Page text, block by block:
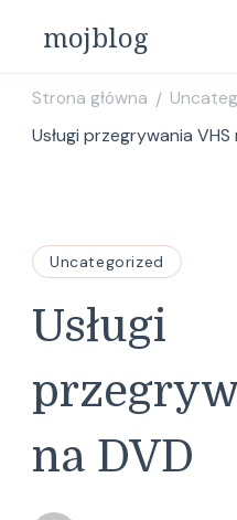
mojblog
Strona główna /
Usługi przegrywania VHS
Uncategorized
Usługi
na DVD